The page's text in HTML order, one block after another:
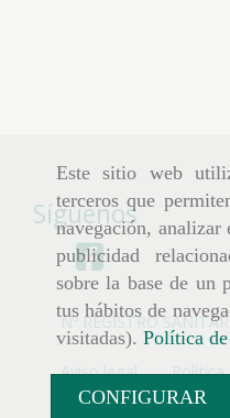
Este sitio web
terceros que
navegación,
publicidad
sobre la base de un
tus hábitos de
visitadas). Política
CONFIGURAR
Síguenos
Nº REGISTRO
Aviso legal Política